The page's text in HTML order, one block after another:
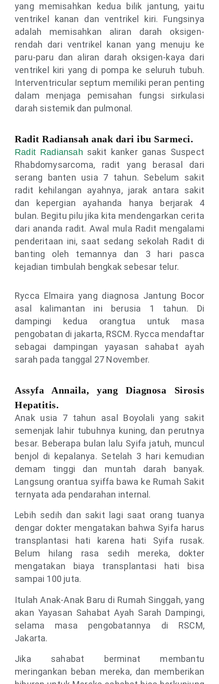
yang memisahkan kedua bilik jantung, yaitu
ventrikel kanan dan ventrikel kiri. Fungsinya
adalah memisahkan aliran darah oksigen-
rendah dari ventrikel kanan yang menuju ke
paru-paru dan aliran darah oksigen-kaya dari
ventrikel kiri yang di pompa ke seluruh tubuh.
Interventricular septum memiliki peran penting
dalam menjaga pemisahan fungsi sirkulasi
darah sistemik dan pulmonal.
Radit Radiansah anak dari ibu Sarmeci.
Radit Radiansah sakit kanker ganas Suspect
Rhabdomysarcoma, radit yang berasal dari
serang banten usia 7 tahun. Sebelum sakit
radit kehilangan ayahnya, jarak antara sakit
dan kepergian ayahanda hanya berjarak 4
bulan. Begitu pilu jika kita mendengarkan cerita
dari ananda radit. Awal mula Radit mengalami
penderitaan ini, saat sedang sekolah Radit di
banting oleh temannya dan 3 hari pasca
kejadian timbulah bengkak sebesar telur.
Rycca Elmaira yang diagnosa Jantung Bocor
asal kalimantan ini berusia 1 tahun. Di
dampingi kedua orangtua untuk masa
pengobatan di jakarta, RSCM. Rycca mendaftar
sebagai dampingan yayasan sahabat ayah
sarah pada tanggal 27 November.
Assyfa Annaila, yang Diagnosa Sirosis
Hepatitis.
Anak usia 7 tahun asal Boyolali yang sakit
semenjak lahir tubuhnya kuning, dan perutnya
besar. Beberapa bulan lalu Syifa jatuh, muncul
benjol di kepalanya. Setelah 3 hari kemudian
demam tinggi dan muntah darah banyak.
Langsung orantua syiffa bawa ke Rumah Sakit
ternyata ada pendarahan internal.
Lebih sedih dan sakit lagi saat orang tuanya
dengar dokter mengatakan bahwa Syifa harus
transplantasi hati karena hati Syifa rusak.
Belum hilang rasa sedih mereka, dokter
mengatakan biaya transplantasi hati bisa
sampai 100 juta.
Itulah Anak-Anak Baru di Rumah Singgah, yang
akan Yayasan Sahabat Ayah Sarah Dampingi,
selama masa pengobatannya di RSCM,
Jakarta.
Jika sahabat berminat membantu
meringankan beban mereka, dan memberikan